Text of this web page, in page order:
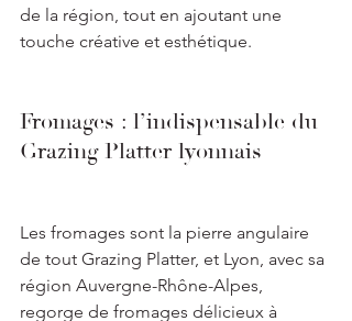
de la région, tout en ajoutant une
touche créative et esthétique.
Fromages : l’indispensable du
Grazing Platter lyonnais
Les fromages sont la pierre angulaire
de tout Grazing Platter, et Lyon, avec sa
région Auvergne-Rhône-Alpes,
regorge de fromages délicieux à